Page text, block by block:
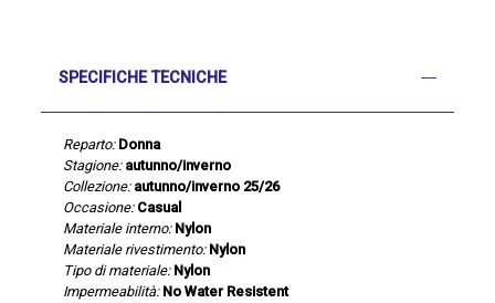
SPECIFICHE TECNICHE
Reparto: Donna
Stagione: autunno/inverno
Collezione: autunno/inverno 25/26
Occasione: Casual
Materiale interno: Nylon
Materiale rivestimento: Nylon
Tipo di materiale: Nylon
Impermeabilità: No Water Resistent